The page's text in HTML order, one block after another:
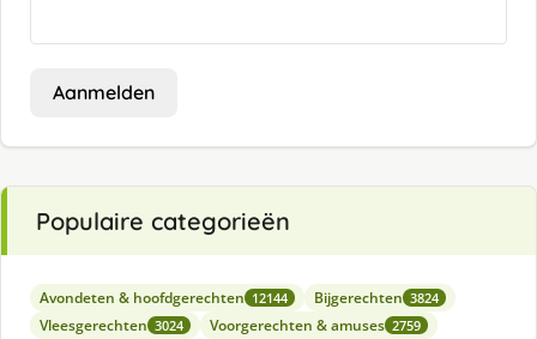
Aanmelden
Populaire categorieën
Avondeten & hoofdgerechten 12144 Bijgerechten 3824
Vleesgerechten 3024 Voorgerechten & amuses 2759